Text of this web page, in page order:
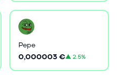
Pepe
0,000003 €▲2.5%